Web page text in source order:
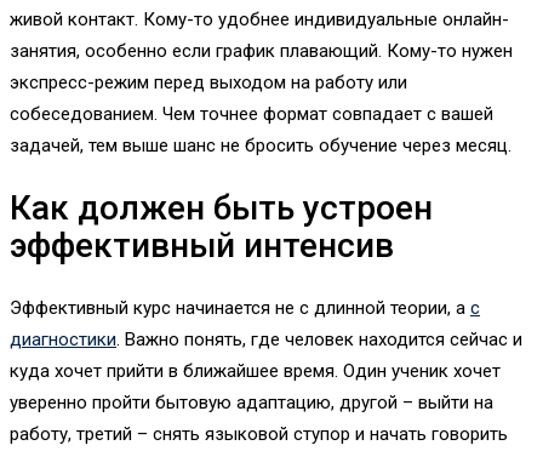
живой контакт. Кому-то удобнее индивидуальные онлайн-
занятия, особенно если график плавающий. Кому-то нужен
экспресс-режим перед выходом на работу или
собеседованием. Чем точнее формат совпадает с вашей
задачей, тем выше шанс не бросить обучение через месяц.
Как должен быть устроен
эффективный интенсив
Эффективный курс начинается не с длинной теории, а с
диагностики. Важно понять, где человек находится сейчас и
куда хочет прийти в ближайшее время. Один ученик хочет
уверенно пройти бытовую адаптацию, другой – выйти на
работу, третий – снять языковой ступор и начать говорить